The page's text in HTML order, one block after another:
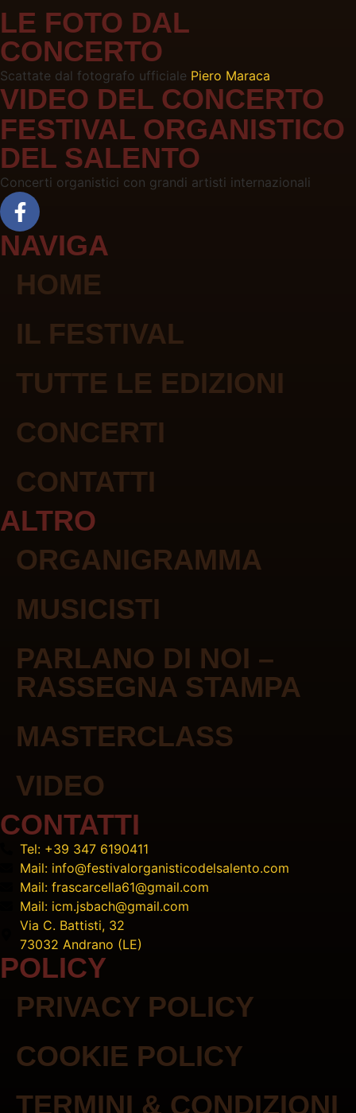
LE FOTO DAL
CONCERTO
Scattate dal fotografo ufficiale Piero Maraca
VIDEO DEL CONCERTO
FESTIVAL ORGANISTICO
DEL SALENTO
Concerti organistici con grandi artisti internazionali
NAVIGA
HOME
IL FESTIVAL
TUTTE LE EDIZIONI
CONCERTI
CONTATTI
ALTRO
ORGANIGRAMMA
MUSICISTI
PARLANO DI NOI –
RASSEGNA STAMPA
MASTERCLASS
VIDEO
CONTATTI
Tel: +39 347 6190411
Mail: info@festivalorganisticodelsalento.com
Mail: frascarcella61@gmail.com
Mail: icm.jsbach@gmail.com
Via C. Battisti, 32
73032 Andrano (LE)
POLICY
PRIVACY POLICY
COOKIE POLICY
TERMINI & CONDIZIONI